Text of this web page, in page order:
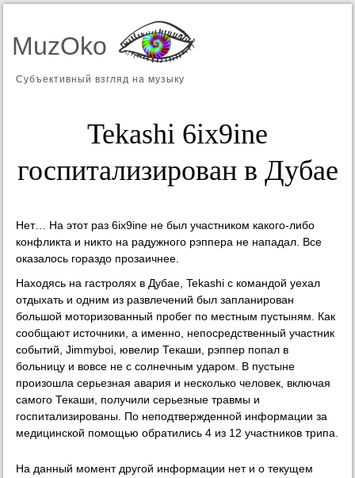
MuzOko
Субъективный взгляд на музыку
Tekashi 6ix9ine
госпитализирован в Дубае
Нет… На этот раз 6ix9ine не был участником какого-либо
конфликта и никто на радужного рэппера не нападал. Все
оказалось гораздо прозаичнее.
Находясь на гастролях в Дубае, Tekashi с командой уехал
отдыхать и одним из развлечений был запланирован
большой моторизованный пробег по местным пустыням. Как
сообщают источники, а именно, непосредственный участник
событий, Jimmyboi, ювелир Текаши, рэппер попал в
больницу и вовсе не с солнечным ударом. В пустыне
произошла серьезная авария и несколько человек, включая
самого Текаши, получили серьезные травмы и
госпитализированы. По неподтвержденной информации за
медицинской помощью обратились 4 из 12 участников трипа.
На данный момент другой информации нет и о текущем